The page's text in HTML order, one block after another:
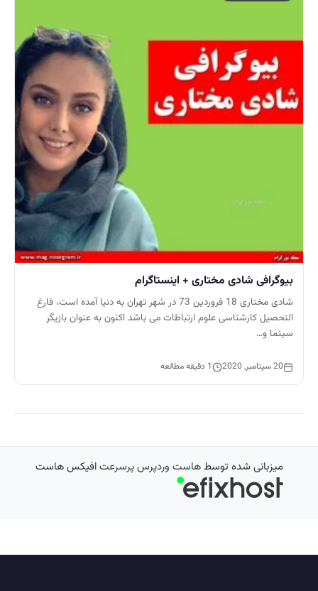
بیوگرافی شادی مختاری + اینستاگرام
شادی مختاری 18 فروردین 73 در شهر تهران به دنیا آمده است، فارغ
التحصیل کارشناسی علوم ارتباطات می باشد اکنون به عنوان بازیگر
سینما و…
20 سپتامبر, 2020 1 دقیقه مطالعه
میزبانی شده توسطهاست وردپرس پرسرعتافیکس هاست